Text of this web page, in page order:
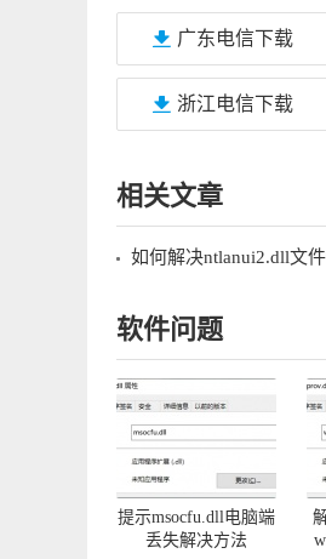
广东电信下载
浙江电信下载
相关文章
如何解决ntlanui2.dll文
软件问题
提示msocfu.dll电脑端
丢失解决方法